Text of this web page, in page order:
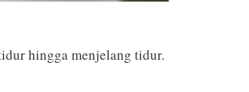
hingga menjelang tidur.